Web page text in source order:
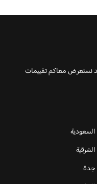
نستعرض معاكم تقييمات